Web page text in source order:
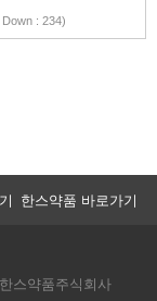
: 234)
한스약품 바로가기
스약품주식회사